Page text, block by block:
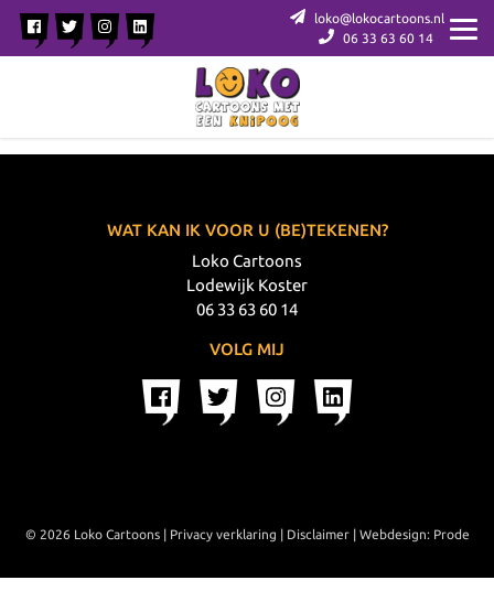
loko@lokocartoons.nl
06 33 63 60 14
WAT KAN IK VOOR U (BE)TEKENEN?
Loko Cartoons
Lodewijk Koster
06 33 63 60 14
VOLG MIJ
© 2026 Loko Cartoons | Privacy verklaring | Disclaimer| Webdesign: Prode